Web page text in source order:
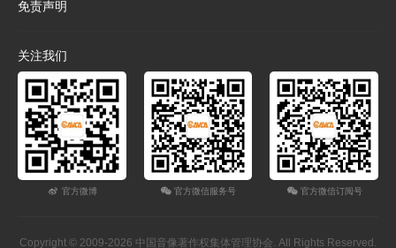
免责声明
关注我们
官方微博 官方微信服务号 官方微信订阅号
Copyright © 2009-2026 中国音像著作权集体管理协会. All Rights Reserved.